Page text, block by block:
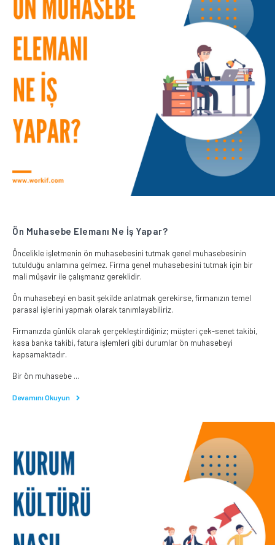
Ön Muhasebe Elemanı Ne İş Yapar?
Öncelikle işletmenin ön muhasebesini tutmak genel muhasebesinin
tutulduğu anlamına gelmez. Firma genel muhasebesini tutmak için bir
mali müşavir ile çalışmanız gereklidir.
Ön muhasebeyi en basit şekilde anlatmak gerekirse, firmanızın temel
parasal işlerini yapmak olarak tanımlayabiliriz.
Firmanızda günlük olarak gerçekleştirdiğiniz; müşteri çek-senet takibi,
kasa banka takibi, fatura işlemleri gibi durumlar ön muhasebeyi
kapsamaktadır.
Bir ön muhasebe ...
Devamını Okuyun